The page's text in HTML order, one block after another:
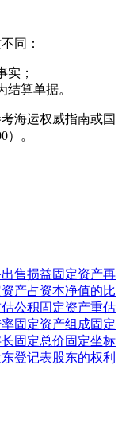
同：
实；
算单据。
海运权威指南或国
。
售损益固定资产再
资产占资本净值的比
公积固定资产重估
固定资产组成固定
固定总价固定坐标
东登记表股东的权利